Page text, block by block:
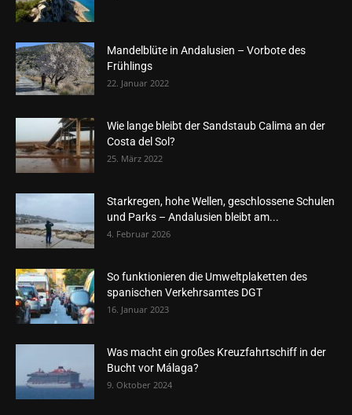
Mandelblüte in Andalusien – Vorbote des
Frühlings
22. Januar 2022
Wie lange bleibt der Sandstaub Calima an der
Costa del Sol?
25. März 2022
Starkregen, hohe Wellen, geschlossene Schulen
und Parks – Andalusien bleibt am...
4. Februar 2026
So funktionieren die Umweltplaketten des
spanischen Verkehrsamtes DGT
16. Januar 2023
Was macht ein großes Kreuzfahrtschiff in der
Bucht vor Málaga?
9. Oktober 2024